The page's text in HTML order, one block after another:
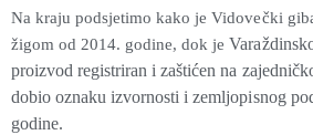
Na kraju podsjetimo kako je Vidovečki
žigom od 2014. godine, dok je
proizvod registriran i zaštićen na
dobio oznaku izvornosti i zemljopisnog
godine.